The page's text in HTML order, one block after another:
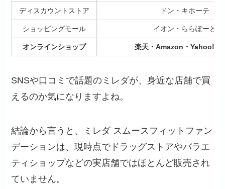
ディスカウントストア ドン・キホーテ
ショッピングモール イオン・ららぽーと
オンラインショップ 楽天・Amazon・Yahoo!・
SNSや口コミで話題のミレダが、身近な店舗で買
えるのか気になりますよね。
結論から言うと、ミレダ スムースフィットファン
デーションは、現時点でドラッグストアやバラエ
ティショップなどの実店舗ではほとんど販売され
ていません。